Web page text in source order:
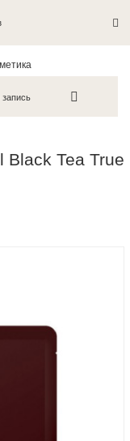
запись
Black Tea True